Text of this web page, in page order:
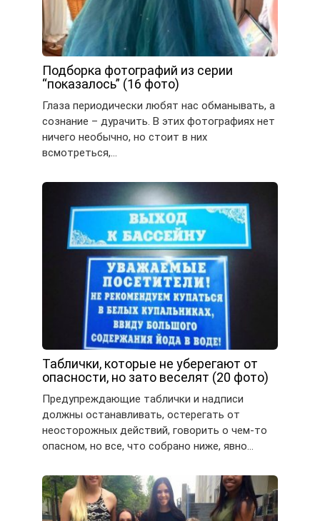
Подборка фотографий из серии
“показалось” (16 фото)
Глаза периодически любят нас обманывать, а
сознание – дурачить. В этих фотографиях нет
ничего необычно, но стоит в них
всмотреться,…
Таблички, которые не уберегают от
опасности, но зато веселят (20 фото)
Предупреждающие таблички и надписи
должны останавливать, остерегать от
неосторожных действий, говорить о чем-то
опасном, но все, что собрано ниже, явно…